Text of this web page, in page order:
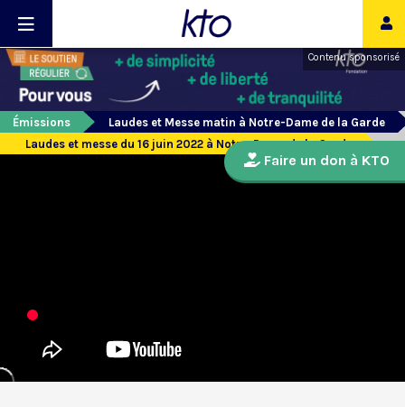
Contenu sponsorisé
Émissions
Laudes et Messe matin à Notre-Dame de la Garde
Laudes et messe du 16 juin 2022 à Notre-Dame de la Garde
Faire un don à KTO